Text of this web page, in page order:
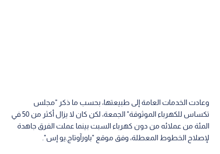
وعادت الخدمات العامة إلى طبيعتها، بحسب ما ذكر "مجلس
تكساس للكهرباء الموثوقة" الجمعة، لكن كان لا يزال أكثر من 50 في
المئة من عملائه من دون كهرباء السبت بينما عملت الفرق جاهدة
لإصلاح الخطوط المعطلة، وفق موقع "باورآوتاج.يو إس".